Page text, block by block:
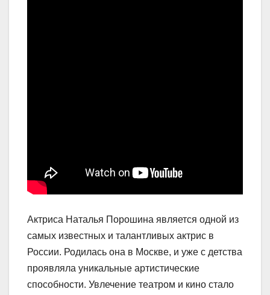
Актриса Наталья Порошина является одной из
самых известных и талантливых актрис в
России. Родилась она в Москве, и уже с детства
проявляла уникальные артистические
способности. Увлечение театром и кино стало